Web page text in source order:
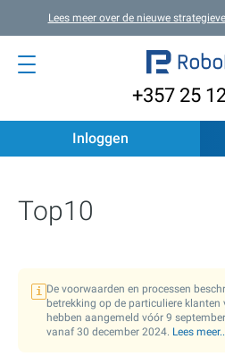
Lees meer over de nieuwe
+357 25
Inloggen
Top10
i De voorwaarden en processen
betrekking op de particuliere klanten
hebben aangemeld vóór 9
vanaf 30 december 2024. Lees